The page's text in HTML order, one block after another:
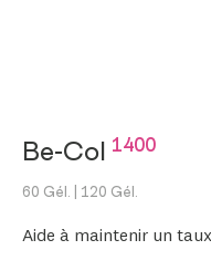
Be-Col 1400
60 Gél. | 120 Gél.
Aide à maintenir un